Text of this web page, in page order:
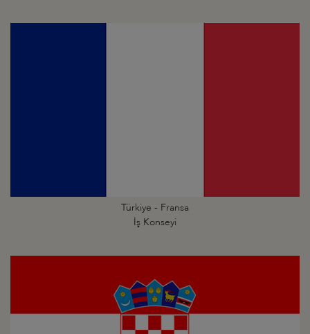
Türkiye - Fransa
İş Konseyi